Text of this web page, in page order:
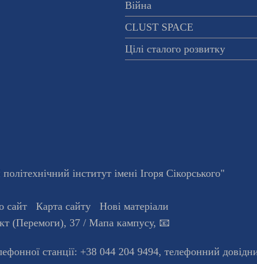
Війна
CLUST SPACE
Цілі сталого розвитку
інститут імені Ігоря Сікорського"
сайт Карта сайту
Нові матеріали
(Перемоги), 37 / Мапа кампусу, 📧
станцiї: +38 044 204 9494, телефонний